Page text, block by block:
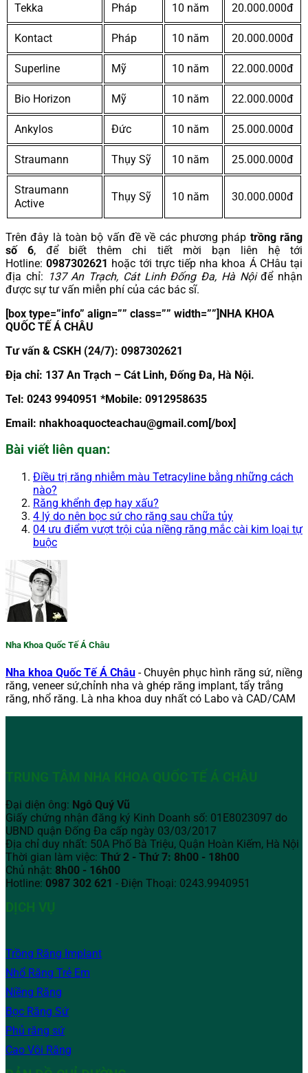
Tekka Pháp 10 năm 20.000.000đ
Kontact Pháp 10 năm 20.000.000đ
Superline Mỹ 10 năm 22.000.000đ
Bio Horizon Mỹ 10 năm 22.000.000đ
Ankylos Đức 10 năm 25.000.000đ
Straumann Thụy Sỹ 10 năm 25.000.000đ
Straumann
Active
Thụy Sỹ 10 năm 30.000.000đ
Trên đây là toàn bộ vấn đề về các phương pháp trồng răng
số 6, để biết thêm chi tiết mời bạn liên hệ tới
Hotline:0987302621 hoặc tới trực tiếp nha khoa Á CHâu tại
địa chỉ: 137 An Trạch, Cát Linh Đống Đa, Hà Nộiđể nhận
được sự tư vấn miễn phí của các bác sĩ.
[box type=”info” align=”” class=”” width=””]NHA KHOA
QUỐC TẾ Á CHÂU
Tưvấn & CSKH (24/7): 0987302621
Địa chỉ: 137 An Trạch – Cát Linh, Đống Đa, Hà Nội.
Tel: 0243 9940951 *Mobile: 0912958635
Email: nhakhoaquocteachau@gmail.com [/box]
Bài viết liên quan:
Điều trị răng nhiễm màu Tetracyline bằng những cách
nào?
Răng khểnh đẹp hay xấu?
4 lý do nên bọc sứ cho răng sau chữa tủy
04 ưu điểm vượt trội của niềng răng mắc cài kim loại tự
buộc
Nha Khoa Quốc Tế Á Châu
Nha khoa Quốc Tế Á Châu - Chuyên phục hình răng sứ, niềng
răng, veneer sứ,chỉnh nha và ghép răng implant, tẩy trắng
răng, nhổ răng. Là nha khoa duy nhất có Labo và CAD/CAM
TRUNG TÂM NHA KHOA QUỐC TẾ Á CHÂU
Đại diện ông: Ngô Quý Vũ
Giấy chứng nhận đăng ký Kinh Doanh số: 01E8023097 do
UBND quận Đống Đa cấp ngày 03/03/2017
Địa chỉ duy nhất: 50A Phố Bà Triệu, Quận Hoàn Kiếm, Hà Nội
Thời gian làm việc: Thứ 2 - Thứ 7: 8h00 - 18h00
Chủ nhật: 8h00 - 16h00
Hotline: 0987 302 621 - Điện Thoại: 0243.9940951
DỊCH VỤ
Trồng Răng Implant
Nhổ Răng Trẻ Em
Niềng Răng
Bọc Răng Sứ
Phủ răng sứ
Cao Vôi Răng